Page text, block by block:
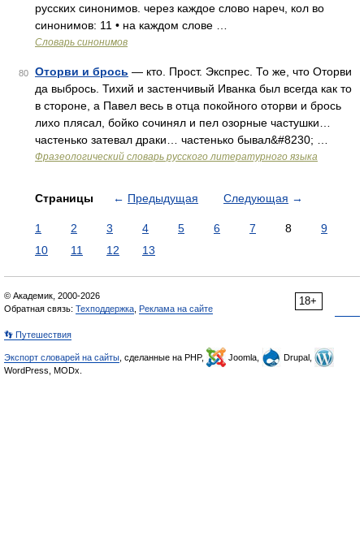
русских синонимов. через каждое слово нареч, кол во
синонимов: 11 • на каждом слове …
Словарь синонимов
80 Оторви и брось — кто. Прост. Экспрес. То же, что Оторви
да выбрось. Тихий и застенчивый Иванка был всегда как то
в стороне, а Павел весь в отца покойного оторви и брось
лихо плясал, бойко сочинял и пел озорные частушки…
частенько затевал драки… частенько бывал&#8230; …
Фразеологический словарь русского литературного языка
Страницы ← Предыдущая Следующая →
1 2 3 4 5 6 7 8
9
10
11 12 13
18+
© Академик, 2000-2026
Обратная связь: Техподдержка Реклама на сайте
👣 Путешествия
Экспорт словарей на сайты , сделанные на PHP, Joomla,
Drupal,
WordPress, MODx.